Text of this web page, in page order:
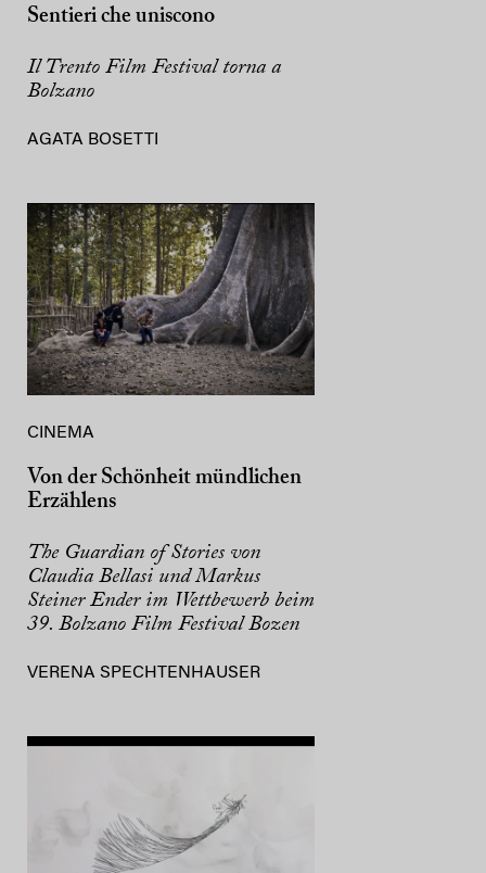
Sentieri che uniscono
Il Trento Film Festival torna a
Bolzano
AGATA BOSETTI
CINEMA
Von der Schönheit mündlichen
Erzählens
The Guardian of Stories von
Claudia Bellasi und Markus
Steiner Ender im Wettbewerb beim
39. Bolzano Film Festival Bozen
VERENA SPECHTENHAUSER